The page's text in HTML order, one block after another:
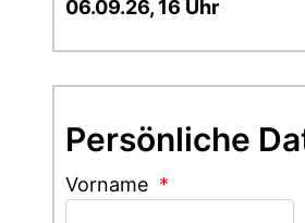
06.09.26, 16 Uhr
Persönliche
Vorname *